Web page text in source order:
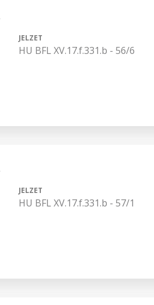
JELZET
HU BFL XV.17.f.331.b - 56/6
JELZET
HU BFL XV.17.f.331.b - 57/1